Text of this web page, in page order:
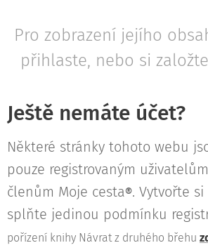
Pro zobrazení jejího
přihlaste, nebo si
Ještě nemáte účet?
Některé stránky tohoto webu
pouze registrovaným
členům Moje cesta®. Vytvořte
splňte jedinou podmínku
pořízení knihy Návrat z druhého břehu